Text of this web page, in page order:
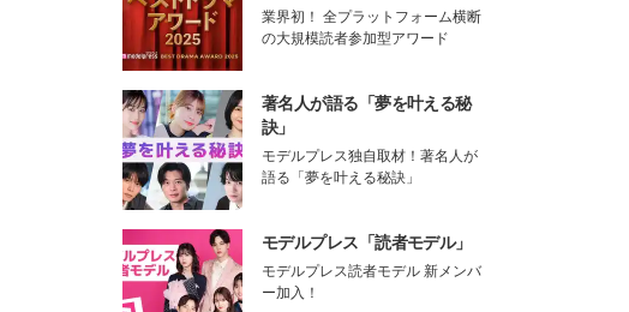
業界初！ 全プラットフォーム横断
の大規模読者参加型アワード
著名人が語る「夢を叶える秘
訣」
モデルプレス独自取材！著名人が
語る「夢を叶える秘訣」
モデルプレス「読者モデル」
モデルプレス読者モデル 新メンバ
ー加入！